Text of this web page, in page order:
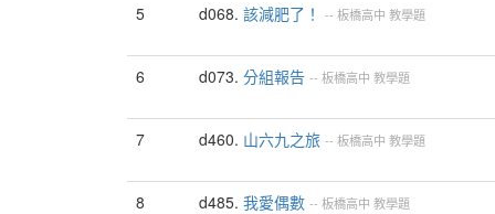
5 d068. 該減肥了！ -- 板橋高中 教學題
6 d073. 分組報告 -- 板橋高中 教學題
7 d460. 山六九之旅 -- 板橋高中 教學題
8 d485. 我愛偶數 -- 板橋高中 教學題